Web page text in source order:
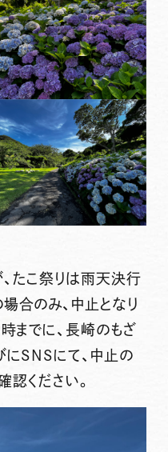
たこ祭りは雨天決行
合のみ、中止となり
までに、長崎のもざ
にSNSにて、中止の
認ください。